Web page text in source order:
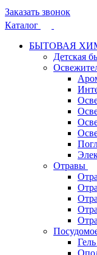
Заказать звонок
Каталог
БЫТОВАЯ
Детская
Отравы